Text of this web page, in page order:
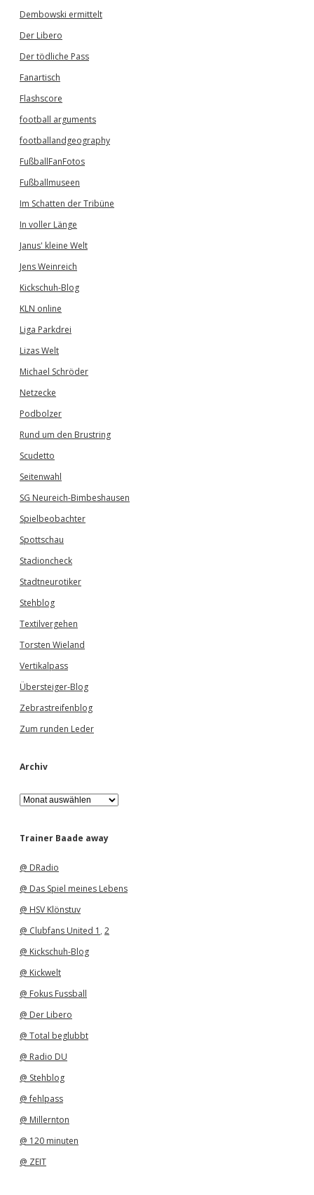
Dembowski ermittelt
Der Libero
Der tödliche Pass
Fanartisch
Flashscore
football arguments
footballandgeography
FußballFanFotos
Fußballmuseen
Im Schatten der Tribüne
In voller Länge
Janus' kleine Welt
Jens Weinreich
Kickschuh-Blog
KLN online
Liga Parkdrei
Lizas Welt
Michael Schröder
Netzecke
Podbolzer
Rund um den Brustring
Scudetto
Seitenwahl
SG Neureich-Bimbeshausen
Spielbeobachter
Spottschau
Stadioncheck
Stadtneurotiker
Stehblog
Textilvergehen
Torsten Wieland
Vertikalpass
Übersteiger-Blog
Zebrastreifenblog
Zum runden Leder
Archiv
A
r
h
Trainer Baade away
@ DRadio
@ Das Spiel meines Lebens
@ HSV Klönstuv
@ Clubfans United 1 , 2
@ Kickschuh-Blog
@ Kickwelt
@ Fokus Fussball
@ Der Libero
@ Total beglubbt
@ Radio DU
@ Stehblog
@ fehlpass
@ Millernton
@ 120 minuten
@ ZEIT